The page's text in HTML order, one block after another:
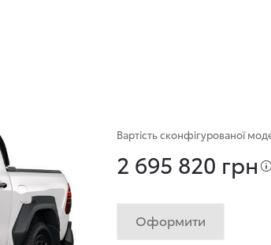
Вартість сконфігурованої
2 695 820 грн
Оформити